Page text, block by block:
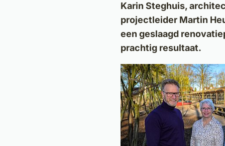
Karin Steghuis,
projectleider Martin
een geslaagd
prachtig resultaat.